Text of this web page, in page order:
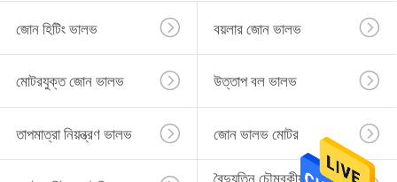
জোন হিটিং ভালভ বয়লার জোন ভালভ
মোটরযুক্ত জোন ভালভ উত্তাপ বল ভালভ
তাপমাত্রা নিয়ন্ত্রণ ভালভ জোন ভালভ মোটর
বৈদ্যুতিন চৌম্বকীয় জল